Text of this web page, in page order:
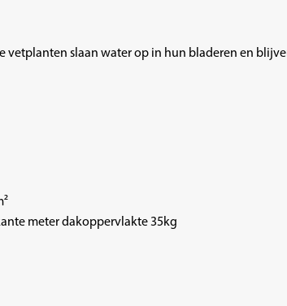
vetplanten slaan water op in hun bladeren en
meter dakoppervlakte 35kg